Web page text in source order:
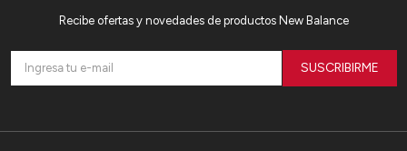
Recibe ofertas y novedades de productos New Balance
SUSCRIBIRME